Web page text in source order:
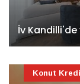
İv
Konut